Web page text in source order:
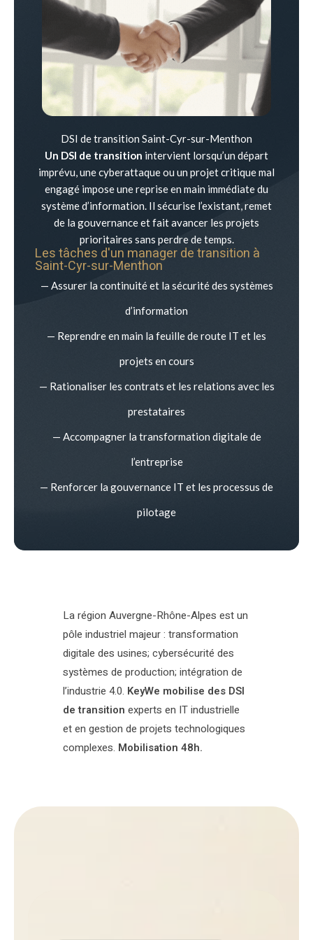
DSI de transition Saint-Cyr-sur-Menthon
Un DSI de transition intervient lorsqu’un départ
imprévu, une cyberattaque ou un projet critique mal
engagé impose une reprise en main immédiate du
système d’information. Il sécurise l’existant, remet
de la gouvernance et fait avancer les projets
prioritaires sans perdre de temps.
Les tâches d'un manager de transition à
Saint-Cyr-sur-Menthon
— Assurer la continuité et la sécurité des systèmes
d’information
— Reprendre en main la feuille de route IT et les
projets en cours
— Rationaliser les contrats et les relations avec les
prestataires
— Accompagner la transformation digitale de
l’entreprise
— Renforcer la gouvernance IT et les processus de
pilotage
La région Auvergne-Rhône-Alpes est un
pôle industriel majeur : transformation
digitale des usines; cybersécurité des
systèmes de production; intégration de
l’industrie 4.0. KeyWe mobilise des DSI
de transition experts en IT industrielle
et en gestion de projets technologiques
complexes. Mobilisation 48h.